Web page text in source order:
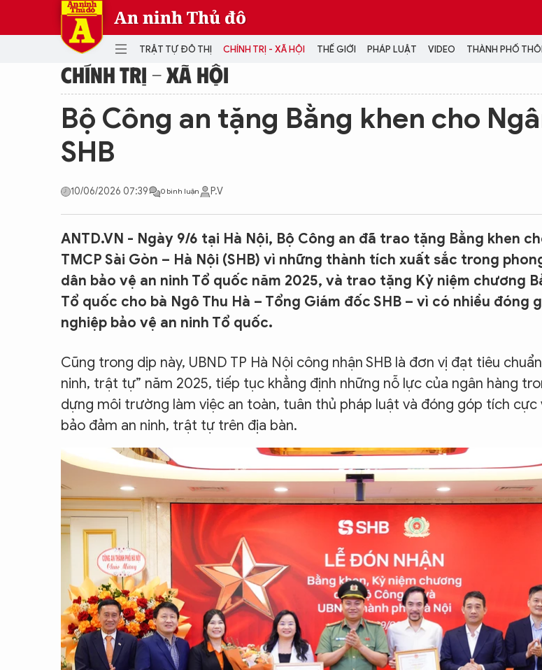
An ninh Thủ đô
TRẬT TỰ ĐÔ THỊ CHÍNH TRỊ - XÃ HỘI THẾ GIỚI PHÁP LUẬT VIDEO THÀNH PHỐ
TRẬT TỰ ĐÔ THỊ CHÍNH TRỊ - XÃ HỘI
THÀNH PHỐ THÔNG MINH
THỂ THAO
SỐNG Ở HÀ NỘI
KINH DOANH
MULTIMEDIA
Podcast
Video
Ảnh
CON ĐƯỜNG KHỞI NGHIỆP
VIDEO
LỊCH
CHÍNH TRỊ - XÃ HỘI
Bộ Công an tặng Bằng khen cho
SHB
10/06/2026 07:39 0 bình luận P.V
ANTD.VN - Ngày 9/6 tại Hà Nội, Bộ Công an đã trao tặng Bằng khen
TMCP Sài Gòn – Hà Nội (SHB) vì những thành tích xuất sắc trong
dân bảo vệ an ninh Tổ quốc năm 2025, và trao tặng Kỷ niệm chương
Tổ quốc cho bà Ngô Thu Hà – Tổng Giám đốc SHB – vì có nhiều đóng
nghiệp bảo vệ an ninh Tổ quốc.
Cũng trong dịp này, UBND TP Hà Nội công nhận SHB là đơn vị đạt tiêu
ninh, trật tự” năm 2025, tiếp tục khẳng định những nỗ lực của ngân hàng
dựng môi trường làm việc an toàn, tuân thủ pháp luật và đóng góp tích
bảo đảm an ninh, trật tự trên địa bàn.